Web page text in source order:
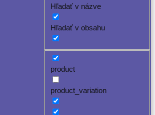
Hľadať v názve
Hľadať v obsahu
product
product_variation